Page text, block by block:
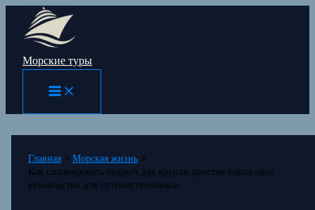
Перейти
содержимому
Морские туры
Главная
Морская жизнь
Как спланировать бюджет для круиза: простое пошаговое
руководство для путешественников